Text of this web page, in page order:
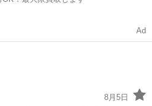
Ad
8月5日